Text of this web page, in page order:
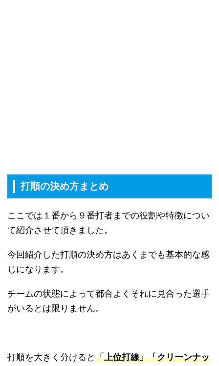
打順の決め方まとめ
ここでは１番から９番打者までの役割や特徴につい
て紹介させて頂きました。
今回紹介した打順の決め方はあくまでも基本的な感
じになります。
チームの状態によって都合よくそれに見合った選手
がいるとは限りません。
打順を大きく分けると「上位打線」「クリーンナッ